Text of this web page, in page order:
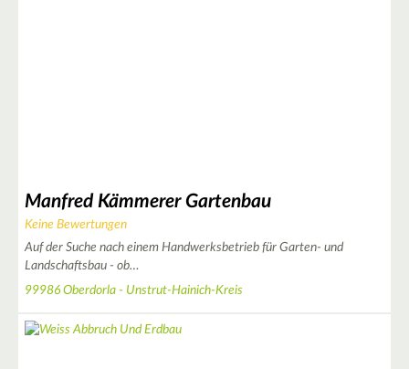
Manfred Kämmerer Gartenbau
Keine Bewertungen
Auf der Suche nach einem Handwerksbetrieb für Garten- und
Landschaftsbau - ob…
99986 Oberdorla - Unstrut-Hainich-Kreis